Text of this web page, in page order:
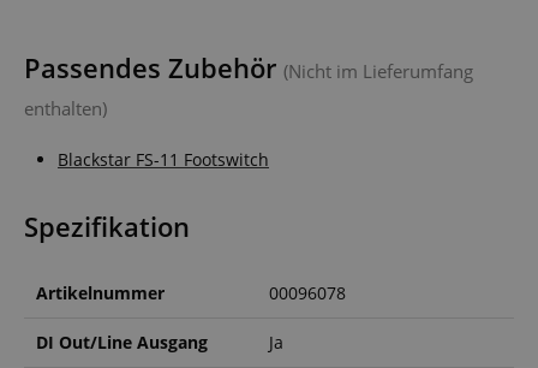
Passendes Zubehör (Nicht im Lieferumfang
enthalten)
Blackstar FS-11 Footswitch
Spezifikation
Artikelnummer 00096078
DI Out/Line Ausgang Ja